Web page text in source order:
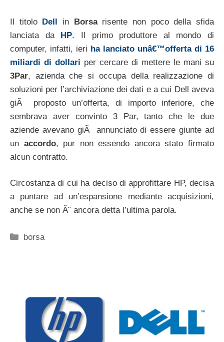
Il titolo Dell in Borsarisente non poco della sfida
lanciata da HP. Il primo produttore al mondo di
computer, infatti, ieri ha lanciato unâ€™offerta di 16
miliardi di dollari per cercare di mettere le mani su
3Par, azienda che si occupa della realizzazione di
soluzioni per l’archiviazione dei dati e a cui Dell aveva
giÃ proposto un’offerta, di importo inferiore, che
sembrava aver convinto 3 Par, tanto che le due
aziende avevano giÃ annunciato di essere giunte ad
un accordo, pur non essendo ancora stato firmato
alcun contratto.
Circostanza di cui ha deciso di approfittare HP, decisa
a puntare ad un’espansione mediante acquisizioni,
anche se non Ã¨ ancora detta l’ultima parola.
Categorie
borsa